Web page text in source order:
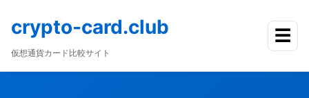
crypto-card.club
仮想通貨カード比較サイト
☰